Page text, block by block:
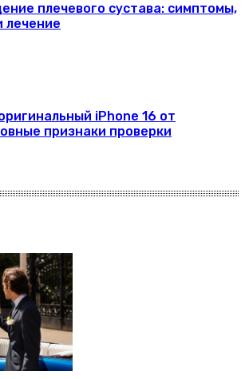
плечевого сустава: симптомы,
лечение
iPhone 16 от
признаки проверки